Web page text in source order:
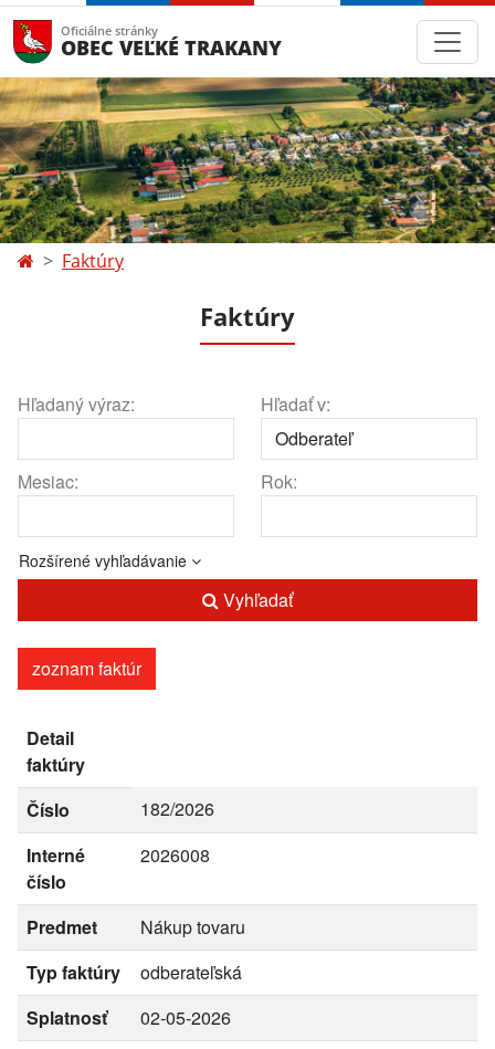
Oficiálne stránky
OBEC VEĽKÉ TRAKANY
Faktúry
Faktúry
Hľadaný výraz: Hľadať v:
Mesiac: Rok:
Rozšírené vyhľadávanie
Vyhľadať
zoznam faktúr
Detail
faktúry
Číslo
182/2026
Interné
číslo
2026008
Predmet
Nákup tovaru
Typ faktúry
odberateľská
Splatnosť
02-05-2026